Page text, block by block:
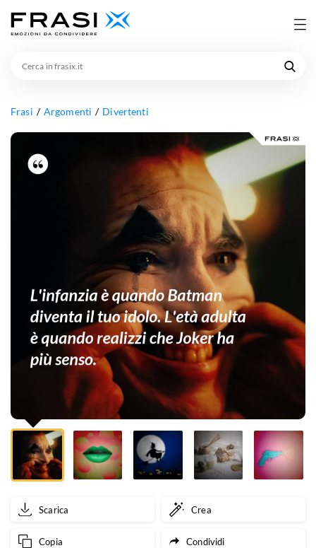
Frasi Argomenti Divertenti
L'infanzia
tuo
idolo.
L'età
adulta
è
quando
realizzi
che
Joker
Scarica Crea
Copia Condividi